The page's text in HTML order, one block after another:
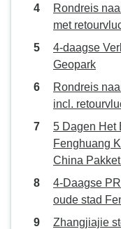
Rondreis
met
4-daagse
Geopark
Rondreis
incl.
5 Dagen Het
Fenghuang
China
4-Daagse
oude stad
Zhangjiajie